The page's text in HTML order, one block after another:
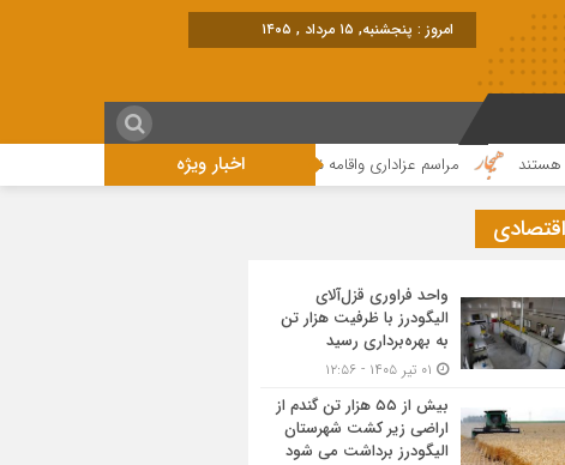
امروز : پنجشنبه, ۱۵ مرداد , ۱۴۰۵
اخبار ویژه
مراسم عزاداری واقامه نماز در روز عاشورای حسینی در الیگودرز برگزار شد+تصویر
اقتصادی
واحد فراوری قزل‌آلای
الیگودرز با ظرفیت هزار تن
به بهره‌برداری رسید
بیش از ۵۵ هزار تن گندم از
اراضی زیر کشت شهرستان
الیگودرز برداشت می شود